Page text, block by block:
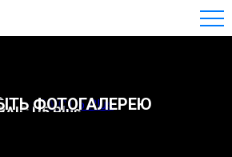
U5 Plus
ФОТОГАЛЕРЕЮ